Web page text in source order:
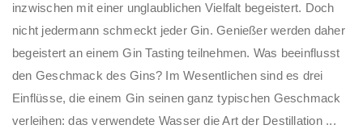
inzwischen mit einer unglaublichen Vielfalt begeistert. Doch
nicht jedermann schmeckt jeder Gin. Genießer werden daher
begeistert an einem Gin Tasting teilnehmen. Was beeinflusst
den Geschmack des Gins? Im Wesentlichen sind es drei
Einflüsse, die einem Gin seinen ganz typischen Geschmack
verleihen: das verwendete Wasser die Art der Destillation ...